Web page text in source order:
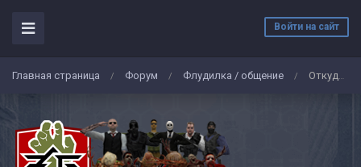
Войти на сайт
Главная страница / Форум / Флудилка / общение / Откуда это взялось? Хейтер?